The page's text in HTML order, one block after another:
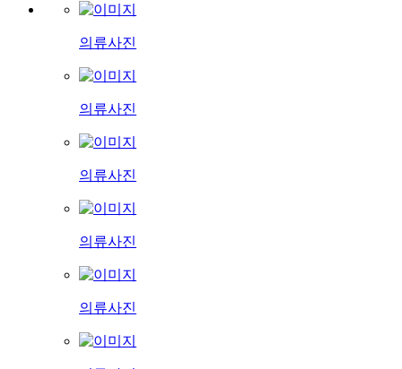
의류사진
의류사진
의류사진
의류사진
의류사진